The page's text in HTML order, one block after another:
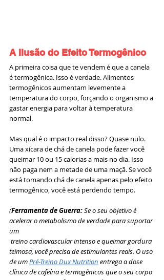
A Ilusão do Efeito Termogênico
A primeira coisa que te vendem é que a canela
é termogênica. Isso é verdade. Alimentos
termogênicos aumentam levemente a
temperatura do corpo, forçando o organismo a
gastar energia para voltar à temperatura
normal.
Mas qual é o impacto real disso? Quase nulo.
Uma xícara de chá de canela pode fazer você
queimar 10 ou 15 calorias a mais no dia. Isso
não paga nem a metade de uma maçã. Se você
está tomando chá de canela apenas pelo efeito
termogênico, você está perdendo tempo.
(Ferramenta de Guerra: Se o seu objetivo é
acelerar o metabolismo de verdade para suportar
um
teimosa, você precisa de estimulantes reais. O uso
de um Pré-Treino Dux Nutrition entrega a dose
clínica de cafeína e termogênicos que o seu corpo